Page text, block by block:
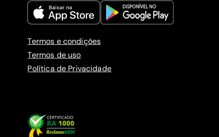
Termos e condições
Termos de uso
Política de Privacidade